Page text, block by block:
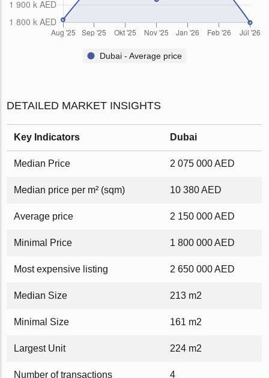
Dubai - Average price
DETAILED MARKET INSIGHTS
Key Indicators Dubai
Median Price 2 075 000 AED
Median price per m² (sqm) 10 380 AED
Average price 2 150 000 AED
Minimal Price 1 800 000 AED
Most expensive listing 2 650 000 AED
Median Size 213 m2
Minimal Size 161 m2
Largest Unit 224 m2
Number of transactions 4